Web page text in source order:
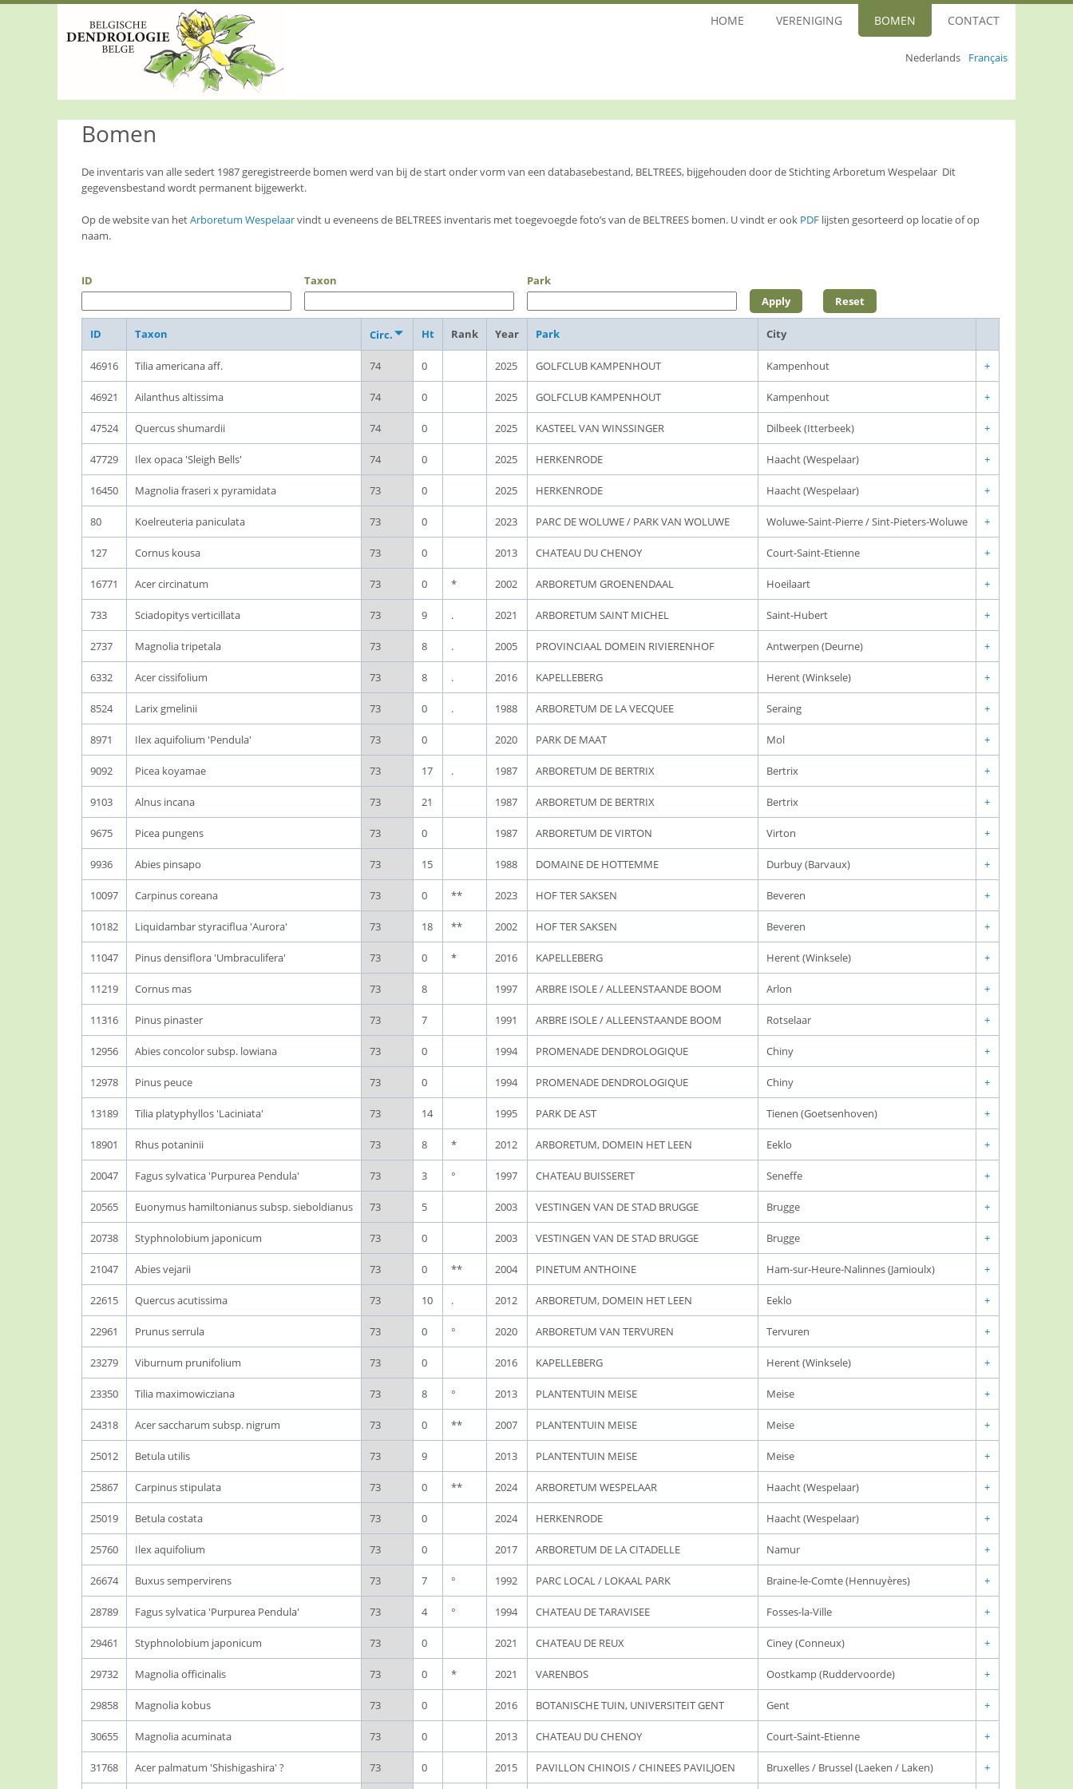
Nederlands Français
HOME VERENIGING BOMEN CONTACT
Bomen
De inventaris van alle sedert 1987 geregistreerde bomen werd van bij de start onder vorm van een databasebestand, BELTREES, bijgehouden door de Stichting Arboretum Wespelaar Dit
gegevensbestand wordt permanent bijgewerkt.
Op de website van hetArboretum Wespelaarvindt u eveneens de BELTREES inventaris met toegevoegde foto’s van de BELTREES bomen. U vindt er ook PDF lijsten gesorteerd op locatie of op
naam.
ID Taxon Park
ID Taxon Circ. Ht Rank Year Park City
46916 Tilia americana aff. 74 0 2025 GOLFCLUB KAMPENHOUT Kampenhout +
46921 Ailanthus altissima 74 0 2025 GOLFCLUB KAMPENHOUT Kampenhout +
47524 Quercus shumardii 74 0 2025 KASTEEL VAN WINSSINGER Dilbeek (Itterbeek) +
47729 Ilex opaca 'Sleigh Bells' 74 0 2025 HERKENRODE Haacht (Wespelaar) +
16450 Magnolia fraseri x pyramidata 73 0 2025 HERKENRODE Haacht (Wespelaar) +
80 Koelreuteria paniculata 73 0 2023 PARC DE WOLUWE / PARK VAN WOLUWE Woluwe-Saint-Pierre / Sint-Pieters-Woluwe +
127 Cornus kousa 73 0 2013 CHATEAU DU CHENOY Court-Saint-Etienne +
16771 Acer circinatum 73 0 * 2002 ARBORETUM GROENENDAAL Hoeilaart +
733 Sciadopitys verticillata 73 9 . 2021 ARBORETUM SAINT MICHEL Saint-Hubert +
2737 Magnolia tripetala 73 8 . 2005 PROVINCIAAL DOMEIN RIVIERENHOF Antwerpen (Deurne) +
6332 Acer cissifolium 73 8 . 2016 KAPELLEBERG Herent (Winksele) +
8524 Larix gmelinii 73 0 . 1988 ARBORETUM DE LA VECQUEE Seraing +
8971 Ilex aquifolium 'Pendula' 73 0 2020 PARK DE MAAT Mol +
9092 Picea koyamae 73 17 . 1987 ARBORETUM DE BERTRIX Bertrix +
9103 Alnus incana 73 21 1987 ARBORETUM DE BERTRIX Bertrix +
9675 Picea pungens 73 0 1987 ARBORETUM DE VIRTON Virton +
9936 Abies pinsapo 73 15 1988 DOMAINE DE HOTTEMME Durbuy (Barvaux) +
10097 Carpinus coreana 73 0 ** 2023 HOF TER SAKSEN Beveren +
10182 Liquidambar styraciflua 'Aurora' 73 18 ** 2002 HOF TER SAKSEN Beveren +
11047 Pinus densiflora 'Umbraculifera' 73 0 * 2016 KAPELLEBERG Herent (Winksele) +
11219 Cornus mas 73 8 1997 ARBRE ISOLE / ALLEENSTAANDE BOOM Arlon +
11316 Pinus pinaster 73 7 1991 ARBRE ISOLE / ALLEENSTAANDE BOOM Rotselaar +
12956 Abies concolor subsp. lowiana 73 0 1994 PROMENADE DENDROLOGIQUE Chiny +
12978 Pinus peuce 73 0 1994 PROMENADE DENDROLOGIQUE Chiny +
13189 Tilia platyphyllos 'Laciniata' 73 14 1995 PARK DE AST Tienen (Goetsenhoven) +
18901 Rhus potaninii 73 8 * 2012 ARBORETUM, DOMEIN HET LEEN Eeklo +
20047 Fagus sylvatica 'Purpurea Pendula' 73 3 ° 1997 CHATEAU BUISSERET Seneffe +
20565 Euonymus hamiltonianus subsp. sieboldianus 73 5 2003 VESTINGEN VAN DE STAD BRUGGE Brugge +
20738 Styphnolobium japonicum 73 0 2003 VESTINGEN VAN DE STAD BRUGGE Brugge +
21047 Abies vejarii 73 0 ** 2004 PINETUM ANTHOINE Ham-sur-Heure-Nalinnes (Jamioulx) +
22615 Quercus acutissima 73 10 . 2012 ARBORETUM, DOMEIN HET LEEN Eeklo +
22961 Prunus serrula 73 0 ° 2020 ARBORETUM VAN TERVUREN Tervuren +
23279 Viburnum prunifolium 73 0 2016 KAPELLEBERG Herent (Winksele) +
23350 Tilia maximowicziana 73 8 ° 2013 PLANTENTUIN MEISE Meise +
24318 Acer saccharum subsp. nigrum 73 0 ** 2007 PLANTENTUIN MEISE Meise +
25012 Betula utilis 73 9 2013 PLANTENTUIN MEISE Meise +
25867 Carpinus stipulata 73 0 ** 2024 ARBORETUM WESPELAAR Haacht (Wespelaar) +
25019 Betula costata 73 0 2024 HERKENRODE Haacht (Wespelaar) +
25760 Ilex aquifolium 73 0 2017 ARBORETUM DE LA CITADELLE Namur +
26674 Buxus sempervirens 73 7 ° 1992 PARC LOCAL / LOKAAL PARK Braine-le-Comte (Hennuyères) +
28789 Fagus sylvatica 'Purpurea Pendula' 73 4 ° 1994 CHATEAU DE TARAVISEE Fosses-la-Ville +
29461 Styphnolobium japonicum 73 0 2021 CHATEAU DE REUX Ciney (Conneux) +
29732 Magnolia officinalis 73 0 * 2021 VARENBOS Oostkamp (Ruddervoorde) +
29858 Magnolia kobus 73 0 2016 BOTANISCHE TUIN, UNIVERSITEIT GENT Gent +
30655 Magnolia acuminata 73 0 2013 CHATEAU DU CHENOY Court-Saint-Etienne +
31768 Acer palmatum 'Shishigashira' ? 73 0 2015 PAVILLON CHINOIS / CHINEES PAVILJOEN Bruxelles / Brussel (Laeken / Laken) +